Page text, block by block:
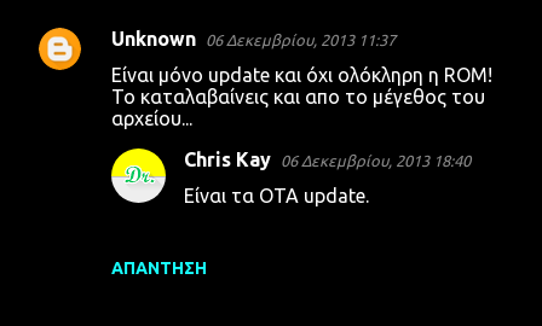
Unknown 06 Δεκεμβρίου, 2013 11:37
Είναι μόνο update και όχι ολόκληρη η ROM!
Το καταλαβαίνεις και απο το μέγεθος του
αρχείου...
ΑΠΆΝΤΗΣΗ
Chris Kay 06 Δεκεμβρίου, 2013 18:40
Είναι τα OTA update.